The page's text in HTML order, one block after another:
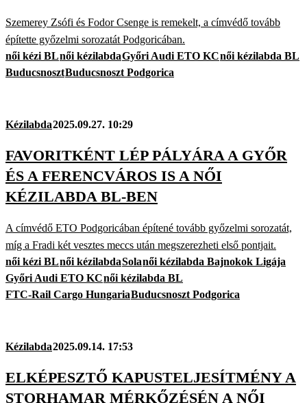
Szemerey Zsófi és Fodor Csenge is remekelt, a címvédő tovább
építette győzelmi sorozatát Podgoricában.
női kézi BLnői kézilabdaGyőri Audi ETO KCnői kézilabda BL
BuducsnosztBuducsnoszt Podgorica
Kézilabda2025.09.27. 10:29
FAVORITKÉNT LÉP PÁLYÁRA A GYŐR
ÉS A FERENCVÁROS IS A NŐI
KÉZILABDA BL-BEN
A címvédő ETO Podgoricában építené tovább győzelmi sorozatát,
míg a Fradi két vesztes meccs után megszerezheti első pontjait.
női kézi BLnői kézilabdaSolanői kézilabda Bajnokok Ligája
Győri Audi ETO KCnői kézilabda BL
FTC-Rail Cargo HungariaBuducsnoszt Podgorica
Kézilabda2025.09.14. 17:53
ELKÉPESZTŐ KAPUSTELJESÍTMÉNY A
STORHAMAR MÉRKŐZÉSÉN A NŐI